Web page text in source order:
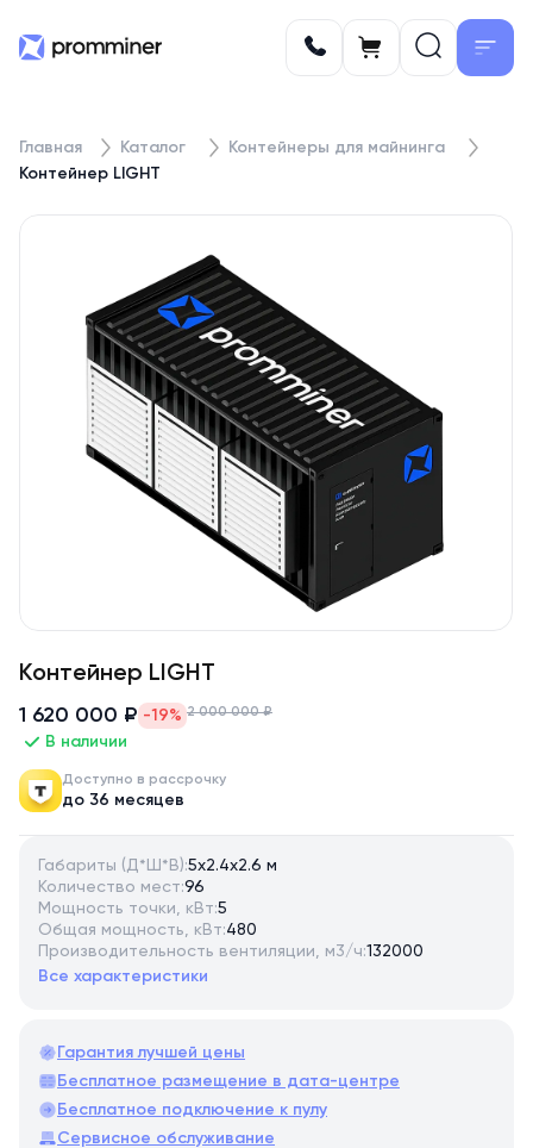
Главная Каталог
Контейнеры для майнинга
Контейнер LIGHT
Контейнер LIGHT
1 620 000 ₽ -19% 2 000 000 ₽
В наличии
Доступно в рассрочку
до 36 месяцев
Габариты (Д*Ш*В):5х2.4х2.6 м
Количество мест:96
Мощность точки, кВт:5
Общая мощность, кВт:480
Производительность вентиляции, м3/ч:132000
Все характеристики
Гарантия лучшей цены
Бесплатное размещение в дата-центре
Бесплатное подключение к пулу
Сервисное обслуживание